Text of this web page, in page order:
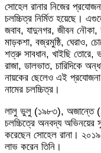
সোহেল রানার নিজের
চলচ্চিত্র নির্মিত হয়েছে।
জবাব, যাদুনগর, জীবন নৌকা,
মাড়কশা, বজ্রমুষ্ঠি, ঘেরাও,
শত্রু সাবধান, খাইছি তোরে,
রাজা, ডালভাত, চারিদিকে
নায়কের ছেলেও এই প্রযোজনা
নামের চলচ্চিত্র।
লালু ভুলু (১৯৮৩), অজান্তে
চলচ্চিত্রে অনবদ্য অভিনয়ের
করেছেন সোহেল রানা। ২০১৯
লাভ করেন তিনি।